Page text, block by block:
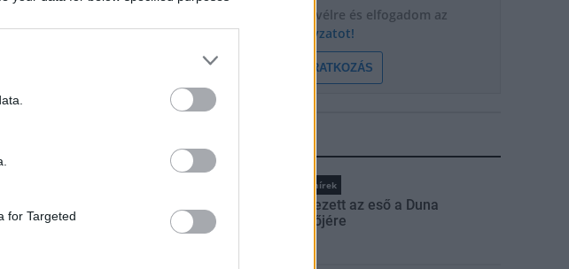
for Targeted
Feliratkozom a hírlevélre és elfogadom az
adatvédelmi szabályzatot!
FELIRATKOZÁS
Országos hírek
Megérkezett az eső a Duna
vízgyűjtőjére